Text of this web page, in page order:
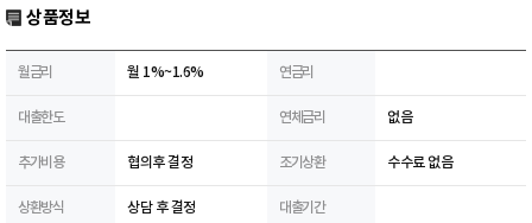
상품정보
월금리 월 1%~1.6% 연금리
대출한도 연체금리 없음
추가비용 협의후 결정 조기상환 수수료 없음
상환방식 상담 후 결정 대출기간